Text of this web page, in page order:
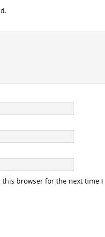
this browser for the next time I